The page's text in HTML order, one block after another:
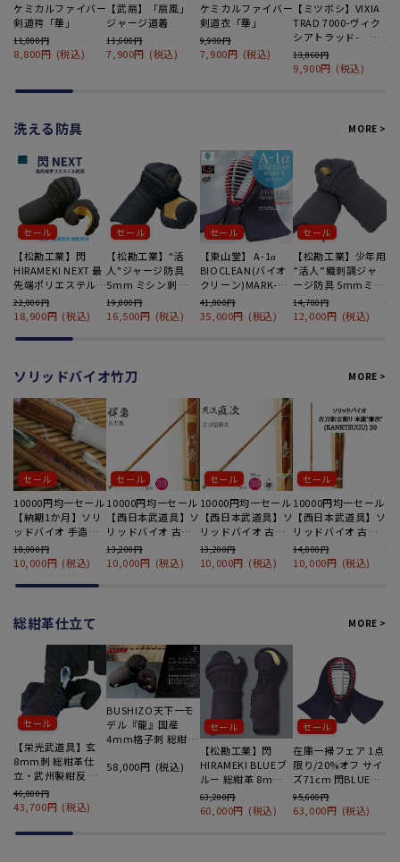
ケミカルファイバー
剣道袴「華」
11,000円
8,800円 (税込)
【武扇】「扇風」
ジャージ道着
11,600円
7,900円 (税込)
ケミカルファイバー
剣道衣「華」
9,900円
7,900円 (税込)
【ミツボシ】VIXIA
TRAD 7000-ヴィク
シアトラッド- 剣
道袴
13,860円
9,900円 (税込)
洗える防具 MORE >
セール
【松勘工業】閃
HIRAMEKI NEXT 最
先端ポリエステル
甲手単品
22,000円
18,900円 (税込)
セール
【松勘工業】"活
人"ジャージ防具
5mm ミシン刺 小
手単品
19,000円
16,500円 (税込)
セール
【東山堂】 A-1α
BIOCLEAN(バイオ
クリーン)MARK-2
面単品
41,000円
35,000円 (税込)
セール
【松勘工業】少年用
”活人”織刺調ジャ
ージ防具 5mmミシ
ン刺 小手単品
14,700円
12,000円 (税込)
ソリッドバイオ竹刀 MORE >
セール
10000円均一セール
【納期1か月】ソリ
ッドバイオ 手造り
実戦試合用 國義之
作 37～39 2本セッ
18,000円
10,000円 (税込)
セール
10000円均一セール
【西日本武道具】ソ
リッドバイオ 古刀
"悍勇"(KANYU) 39
2本セット
13,200円
10,000円 (税込)
セール
10000円均一セール
【西日本武道具】ソ
リッドバイオ 古刀
型柄太 "天流直次"
39 2本セット
13,200円
10,000円 (税込)
セール
10000円均一セール
【西日本武道具】ソ
リッドバイオ 古刀
新立削り 本流兼次
39 2本セット
14,000円
10,000円 (税込)
総紺革仕立て MORE >
セール
【栄光武道具】玄
8mm刺 総紺革仕
立・武州製紺反 慈
匠作 甲手単品
46,000円
43,700円 (税込)
BUSHIZO天下一モ
デル『龍』国産
4mm格子刺 総紺革
58,000円 (税込)
セール
【松勘工業】閃
HIRAMEKI BLUEブ
ルー 総紺革 8mm
甲手
63,200円
60,000円 (税込)
セール
在庫一掃フェア 1点
限り/20%オフ サイ
ズ71cm 閃BLUEブ
ルー 総紺革 8mm
具の目刺 面
95,600円
63,000円 (税込)